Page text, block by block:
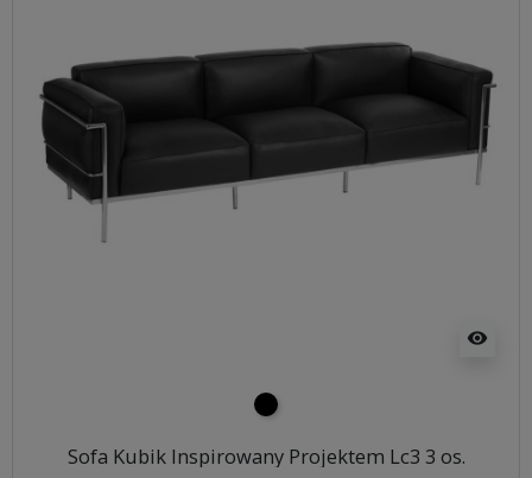
visibility
czarny
Sofa Kubik Inspirowany Projektem Lc3 3 os.